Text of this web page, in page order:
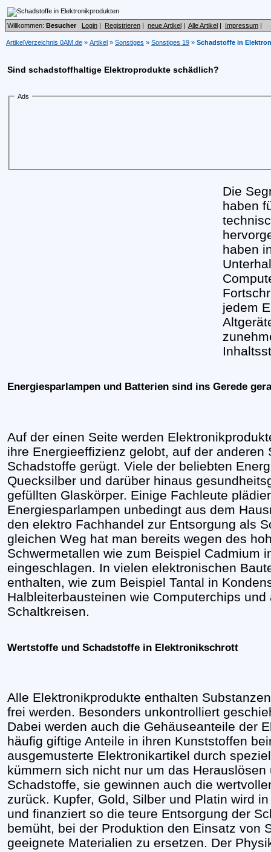
Willkommen: Besucher Login | Registrieren | neue Artikel | Alle Artikel | Impressum |
ArtikelVerzeichnis 0AM.de » Artikel » Sonstiges » Sonstiges 19 » Schadstoffe in
Sind schadstoffhaltige Elektroprodukte schädlich?
Ads
Die
haben
haben
jedem
Energiesparlampen und Batterien sind ins Gerede
Auf der einen Seite werden
ihre Energieeffizienz gelobt, auf der anderen
Schadstoffe gerügt. Viele der beliebten
Quecksilber und darüber hinaus
gefüllten Glaskörper. Einige Fachleute
Energiesparlampen unbedingt aus dem
den elektro Fachhandel zur Entsorgung als
gleichen Weg hat man bereits wegen des
Schwermetallen wie zum Beispiel Cadmium
eingeschlagen. In vielen elektronischen
enthalten, wie zum Beispiel Tantal in
Halbleiterbausteinen wie Computerchips
Schaltkreisen.
Wertstoffe und Schadstoffe in Elektronikschrott
Alle Elektronikprodukte enthalten
frei werden. Besonders unkontrolliert
Dabei werden auch die Gehäuseanteile der
häufig giftige Anteile in ihren Kunststoffen
ausgemusterte Elektronikartikel durch
kümmern sich nicht nur um das
Schadstoffe, sie gewinnen auch die
zurück. Kupfer, Gold, Silber und Platin wird
und finanziert so die teure Entsorgung der
bemüht, bei der Produktion den Einsatz von
geeignete Materialien zu ersetzen. Der